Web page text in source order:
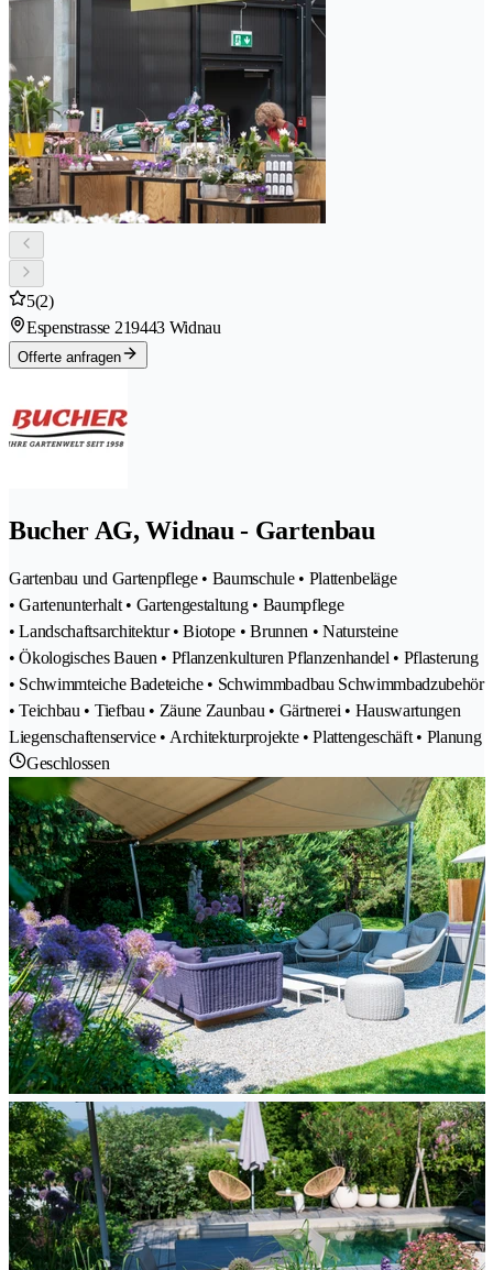
5(2)
Espenstrasse 219443 Widnau
Offerte anfragen
Bucher AG, Widnau - Gartenbau
Gartenbau und Gartenpflege • Baumschule • Plattenbeläge
• Gartenunterhalt • Gartengestaltung • Baumpflege
• Landschaftsarchitektur • Biotope • Brunnen • Natursteine
• Ökologisches Bauen • Pflanzenkulturen Pflanzenhandel • Pflasterung
• Schwimmteiche Badeteiche • Schwimmbadbau Schwimmbadzubehör
• Teichbau • Tiefbau • Zäune Zaunbau • Gärtnerei • Hauswartungen
Liegenschaftenservice • Architekturprojekte • Plattengeschäft • Planung
Geschlossen